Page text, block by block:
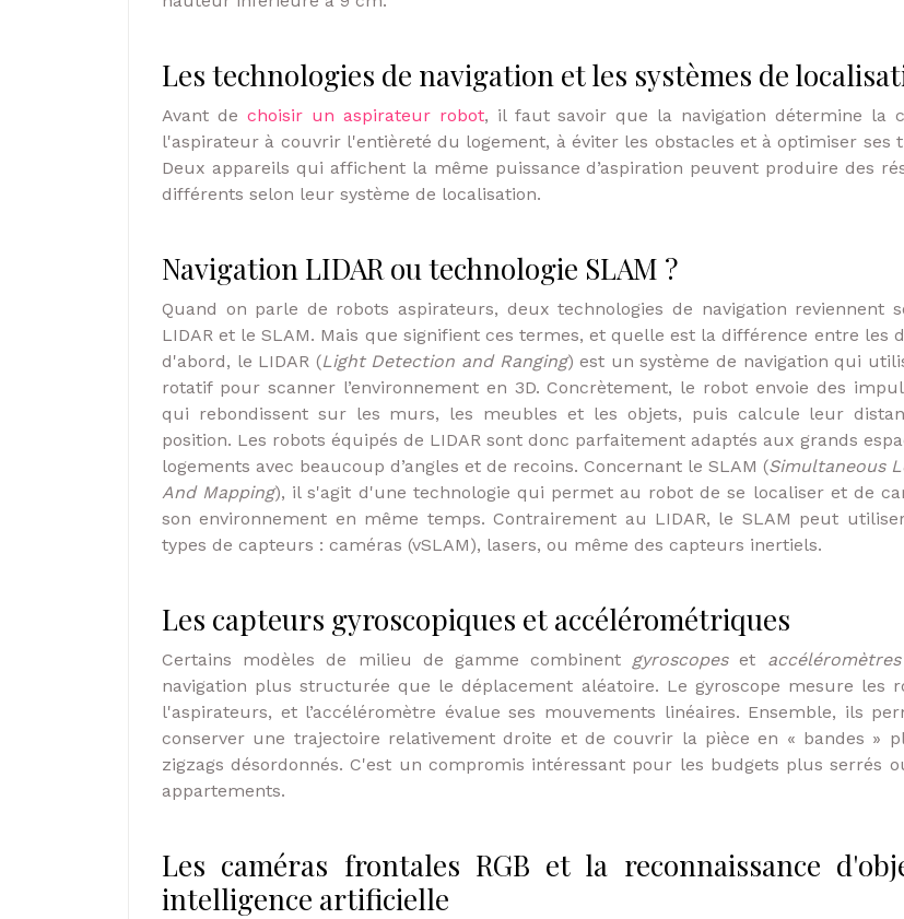
Les technologies de navigation et les systèmes de
Avant de choisir un aspirateur robot, il faut savoir que la navigation détermine la
l'aspirateur à couvrir l'entièreté du logement, à éviter les obstacles et à optimiser ses
Deux appareils qui affichent la même puissance d’aspiration peuvent produire des
différents selon leur système de localisation.
Navigation LIDAR ou technologie SLAM ?
Quand on parle de robots aspirateurs, deux technologies de navigation reviennent
LIDAR et le SLAM. Mais que signifient ces termes, et quelle est la différence entre les
d'abord, le LIDAR (Light Detection and Ranging) est un système de navigation qui
rotatif pour scanner l’environnement en 3D. Concrètement, le robot envoie des
qui rebondissent sur les murs, les meubles et les objets, puis calcule leur
position. Les robots équipés de LIDAR sont donc parfaitement adaptés aux grands
logements avec beaucoup d’angles et de recoins. Concernant le SLAM (Simultaneous
And Mapping), il s'agit d'une technologie qui permet au robot de se localiser et de
son environnement en même temps. Contrairement au LIDAR, le SLAM peut
types de capteurs : caméras (vSLAM), lasers, ou même des capteurs inertiels.
Les capteurs gyroscopiques et accélérométriques
Certains modèles de milieu de gamme combinent gyroscopeset accéléromètres
navigation plus structurée que le déplacement aléatoire. Le gyroscope mesure les
l'aspirateurs, et l’accéléromètre évalue ses mouvements linéaires. Ensemble, ils
conserver une trajectoire relativement droite et de couvrir la pièce en « bandes »
zigzags désordonnés. C'est un compromis intéressant pour les budgets plus serrés
appartements.
Les caméras frontales RGB et la reconnaissance
intelligence artificielle